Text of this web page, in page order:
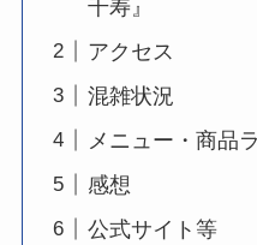
千寿』
アクセス
混雑状況
メニュー・商品
感想
公式サイト等